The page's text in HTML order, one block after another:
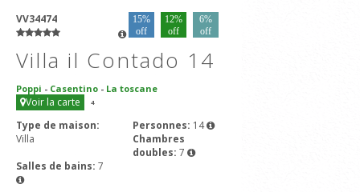
VV34474
15%
off
12%
off
6%
off
Villa il Contado 14
Poppi - Casentino - La toscane
Voir la carte 4
Type de maison:
Villa
Personnes: 14
Chambres
doubles: 7
Salles de bains: 7